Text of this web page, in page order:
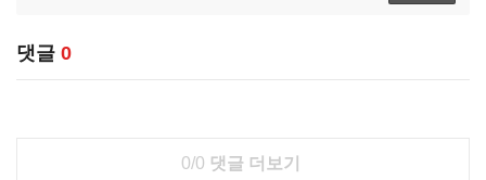
댓글 0
0/0 댓글 더보기